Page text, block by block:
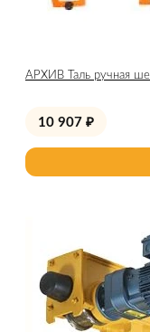
АРХИВ Таль ручная
10 907 ₽